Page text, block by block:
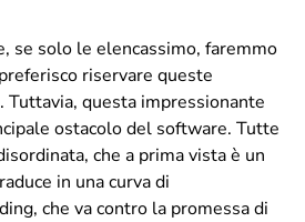
se solo le elencassimo, faremmo
riservare queste
questa impressionante
ostacolo del software. Tutte
che a prima vista è un
in una curva di
che va contro la promessa di